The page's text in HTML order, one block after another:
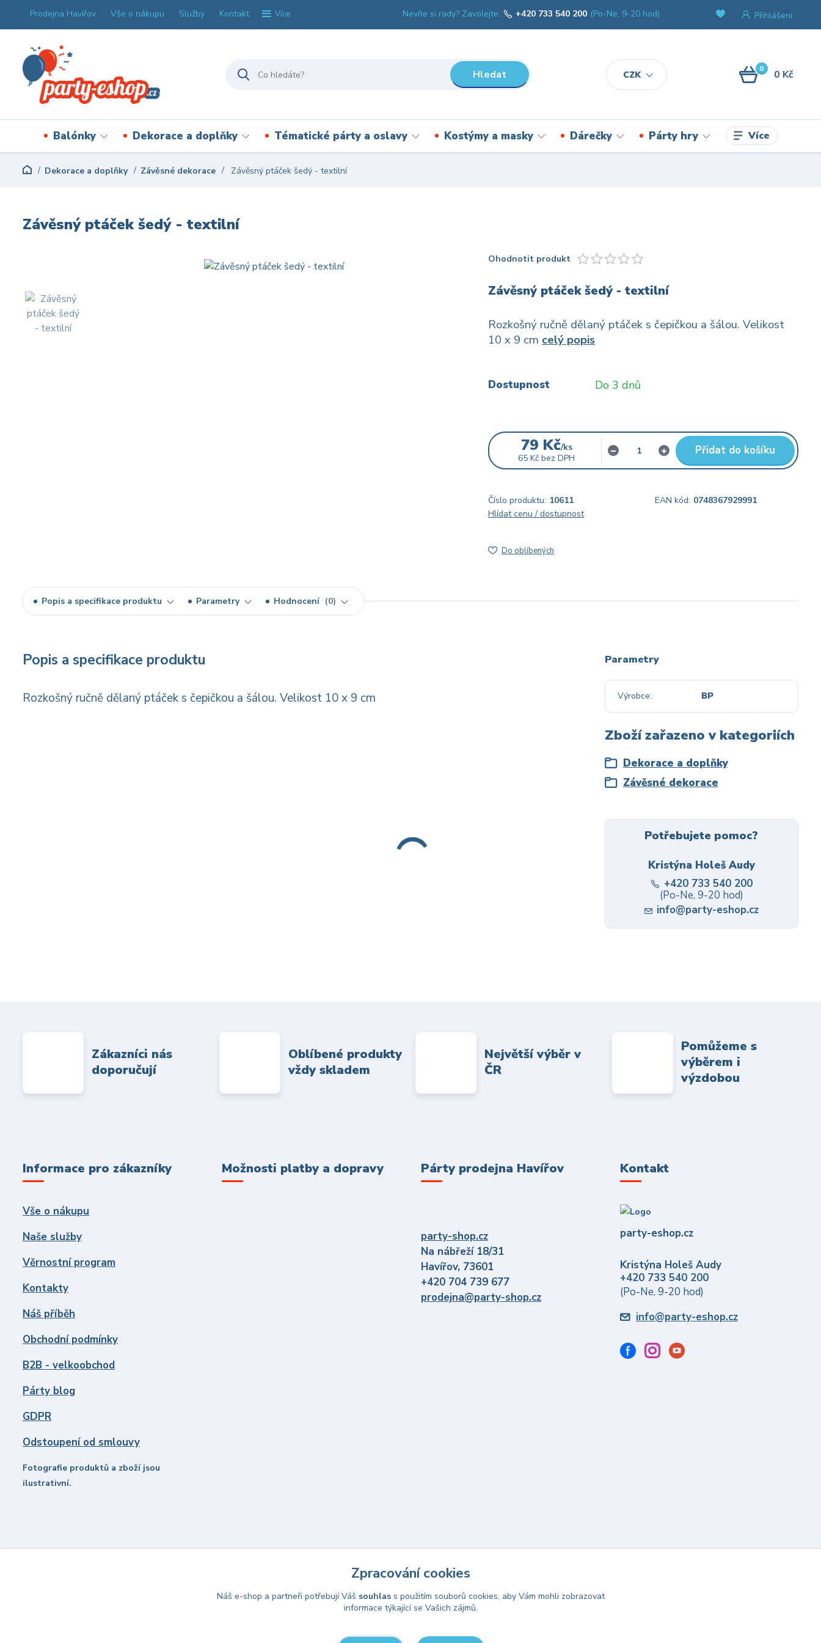
Prodejna Havířov Vše o nákupu Služby Kontakt Více
CZK
Přihlášení
Hledat
Nevíte si rady? Zavolejte. +420 733 540 200 (Po-Ne, 9-20 hod)
0 0 Kč
Balónky Dekorace a doplňky Tématické párty a oslavy Kostýmy a masky Dárečky Párty hry Více
Dekorace a doplňky Závěsné dekorace Závěsný ptáček šedý - textilní
Závěsný ptáček šedý - textilní
Ohodnotit produkt
Závěsný ptáček šedý - textilní
Rozkošný ručně dělaný ptáček s čepičkou a šálou. Velikost
10 x 9 cm celý popis
Dostupnost Do 3 dnů
79 Kč/ks
65 Kč bez DPH
Přidat do košíku
Číslo produktu: 10611 EAN kód: 0748367929991
Hlídat cenu / dostupnost
Do oblíbených
Popis a specifikace produktu Parametry Hodnocení 0
Popis a specifikace produktu
Rozkošný ručně dělaný ptáček s čepičkou a šálou. Velikost 10 x 9 cm
Parametry
Výrobce BP
Zboží zařazeno v kategoriích
Dekorace a doplňky
Závěsné dekorace
Potřebujete pomoc?
Kristýna Holeš Audy
+420 733 540 200
(Po-Ne, 9-20 hod)
info@party-eshop.cz
Zákazníci nás
doporučují
Oblíbené produkty
vždy skladem
Největší výběr v
ČR
Pomůžeme s
výběrem i
výzdobou
Informace pro zákazníky
Vše o nákupu
Naše služby
Věrnostní program
Kontakty
Náš příběh
Obchodní podmínky
B2B - velkoobchod
Párty blog
GDPR
Odstoupení od smlouvy
Fotografie produktů a zboží jsou
ilustrativní.
Možnosti platby a dopravy Párty prodejna Havířov
party-shop.cz
Na nábřeží 18/31
Havířov, 73601
+420 704 739 677
prodejna@party-shop.cz
Kontakt
party-eshop.cz
Kristýna Holeš Audy
+420 733 540 200
(Po-Ne, 9-20 hod)
info@party-eshop.cz
Upravit sběr cookies.
Zpracování cookies
Náš e-shop a partneři potřebují Váš souhlass použitím souborů cookies, aby Vám mohli zobrazovat
informace týkající se Vašich zájmů.